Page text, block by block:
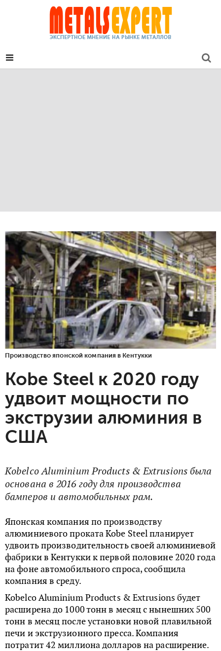
Производство японской компания в Кентукки
Kobe Steel к 2020 году
удвоит мощности по
экструзии алюминия в
США
Kobelco Aluminium Products & Extrusions была
основана в 2016 году для производства
бамперов и автомобильных рам.
Японская компания по производству
алюминиевого проката Kobe Steel планирует
удвоить производительность своей алюминиевой
фабрики в Кентукки к первой половине 2020 года
на фоне автомобильного спроса, сообщила
компания в среду.
Kobelco Aluminium Products & Extrusions будет
расширена до 1000 тонн в месяц с нынешних 500
тонн в месяц после установки новой плавильной
печи и экструзионного пресса. Компания
потратит 42 миллиона долларов на расширение.